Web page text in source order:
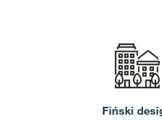
Fiński